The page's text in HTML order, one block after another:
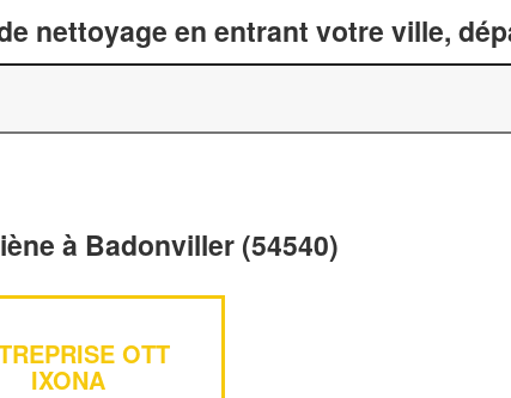
nettoyage en entrant votre ville,
à Badonviller (54540)
OTT
IXONA